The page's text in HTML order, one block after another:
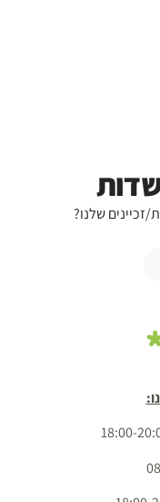
זכיינים שלנו?